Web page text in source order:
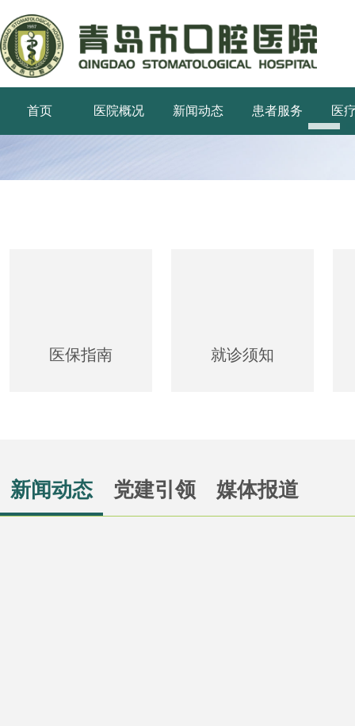
首页 医院概况 新闻动态 患者服务 医
医保指南 就诊须知
新闻动态 党建引领 媒体报道